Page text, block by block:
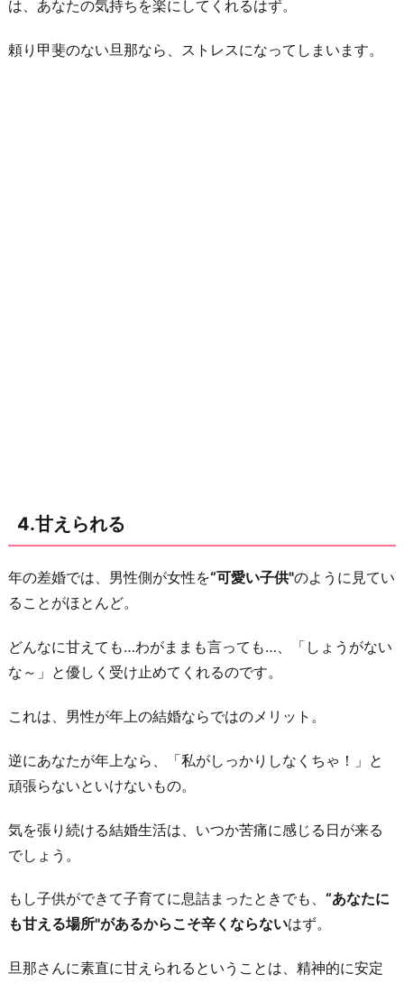
は、あなたの気持ちを楽にしてくれるはず。
頼り甲斐のない旦那なら、ストレスになってしまいます。
4.甘えられる
年の差婚では、男性側が女性を“可愛い子供"のように見てい
ることがほとんど。
どんなに甘えても…わがままも言っても…、「しょうがない
な～」と優しく受け止めてくれるのです。
これは、男性が年上の結婚ならではのメリット。
逆にあなたが年上なら、「私がしっかりしなくちゃ！」と
頑張らないといけないもの。
気を張り続ける結婚生活は、いつか苦痛に感じる日が来る
でしょう。
もし子供ができて子育てに息詰まったときでも、 “あなたに
も甘える場所"があるからこそ辛くならないはず。
旦那さんに素直に甘えられるということは、精神的に安定